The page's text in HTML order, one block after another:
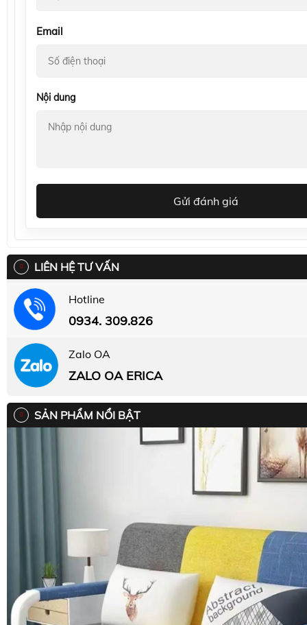
Email
Nội dung
Gửi đánh giá
LIÊN HỆ TƯ VẤN
Hotline
0934. 309.826
Zalo OA
ZALO OA ERICA
SẢN PHẨM NỔI BẬT